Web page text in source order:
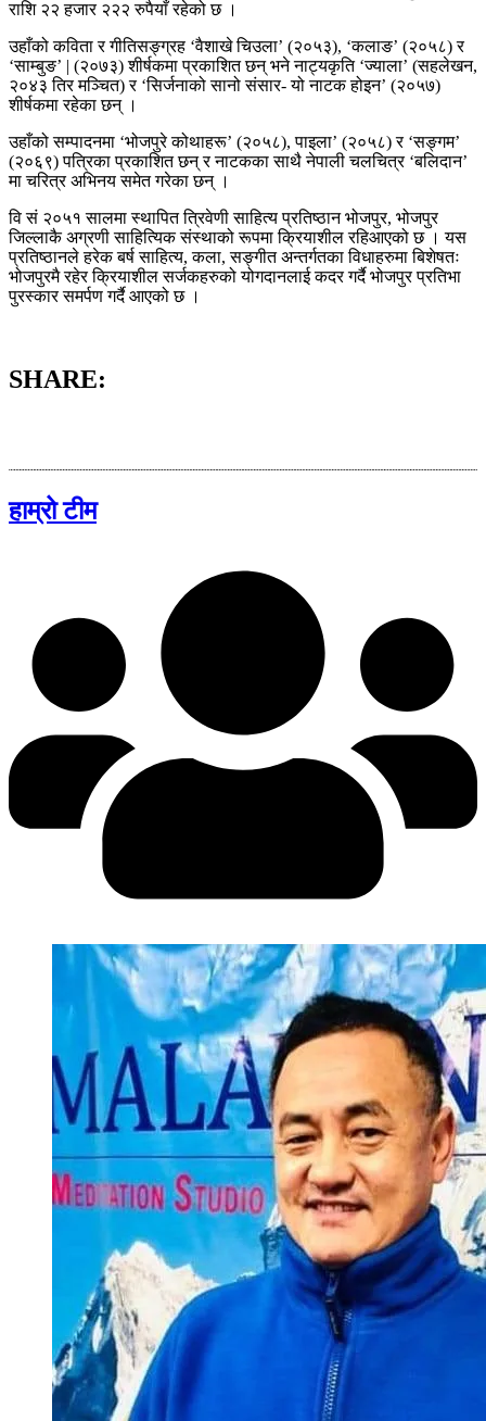
राशि २२ हजार २२२ रुपैयाँ रहेको छ ।
उहाँको कविता र गीतिसङ्ग्रह ‘वैशाखे चिउला’ (२०५३), ‘कलाङ’ (२०५८) र
‘साम्बुङ’ | (२०७३) शीर्षकमा प्रकाशित छन् भने नाट्यकृति ‘ज्याला’ (सहलेखन,
२०४३ तिर मञ्चित) र ‘सिर्जनाको सानो संसार- यो नाटक होइन’ (२०५७)
शीर्षकमा रहेका छन् ।
उहाँको सम्पादनमा ‘भोजपुरे कोथाहरू’ (२०५८), पाइला’ (२०५८) र ‘सङ्गम’
(२०६९) पत्रिका प्रकाशित छन् र नाटकका साथै नेपाली चलचित्र ‘बलिदान’
मा चरित्र अभिनय समेत गरेका छन् ।
वि सं २०५१ सालमा स्थापित त्रिवेणी साहित्य प्रतिष्ठान भोजपुर, भोजपुर
जिल्लाकै अग्रणी साहित्यिक संस्थाको रूपमा क्रियाशील रहिआएको छ । यस
प्रतिष्ठानले हरेक बर्ष साहित्य, कला, सङ्गीत अन्तर्गतका विधाहरुमा बिशेषतः
भोजपुरमै रहेर क्रियाशील सर्जकहरुको योगदानलाई कदर गर्दै भोजपुर प्रतिभा
पुरस्कार समर्पण गर्दै आएको छ ।
SHARE:
हाम्रो टीम